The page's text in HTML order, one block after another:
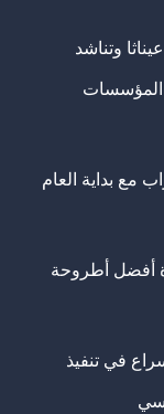
وتناشد
المؤسسات
مع بداية العام
أفضل أطروحة
في تنفيذ